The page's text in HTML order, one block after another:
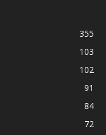
355
103
102
91
84
72